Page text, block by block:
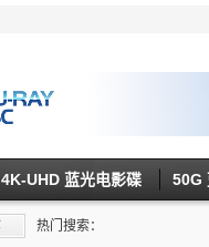
4K-UHD 蓝光电影碟 50G
热门搜索：